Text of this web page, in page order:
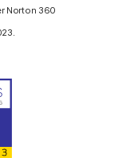
Norton 360